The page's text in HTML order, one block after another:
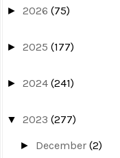
► 2026 (75)
► 2025 (177)
► 2024 (241)
▼ 2023 (277)
► December(2)